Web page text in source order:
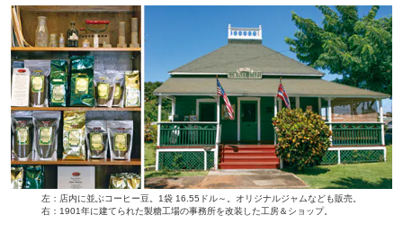
左：店内に並ぶコーヒー豆。1袋 16.55ドル～。オリジナルジャムなども販売。
右：1901年に建てられた製糖工場の事務所を改装した工房＆ショップ。